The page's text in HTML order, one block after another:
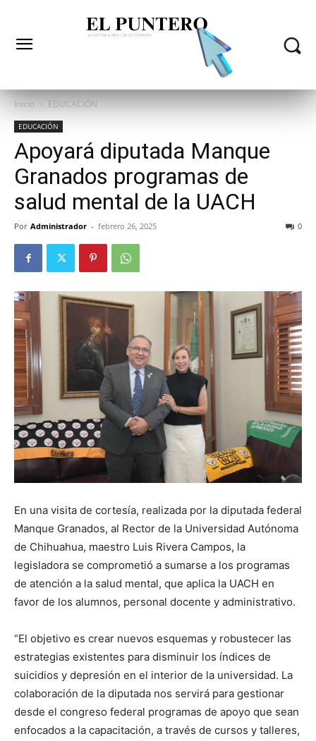
Inicio EDUCACIÓN
EDUCACIÓN
Apoyará diputada Manque
Granados programas de
salud mental de la UACH
Por Administrador - febrero 26, 2025 0
En una visita de cortesía, realizada por la diputada federal
Manque Granados, al Rector de la Universidad Autónoma
de Chihuahua, maestro Luis Rivera Campos, la
legisladora se comprometió a sumarse a los programas
de atención a la salud mental, que aplica la UACH en
favor de los alumnos, personal docente y administrativo.
“El objetivo es crear nuevos esquemas y robustecer las
estrategias existentes para disminuir los índices de
suicidios y depresión en el interior de la universidad. La
colaboración de la diputada nos servirá para gestionar
desde el congreso federal programas de apoyo que sean
enfocados a la capacitación, a través de cursos y talleres,